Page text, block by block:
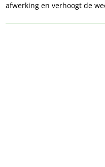
afwerking en verhoogt de